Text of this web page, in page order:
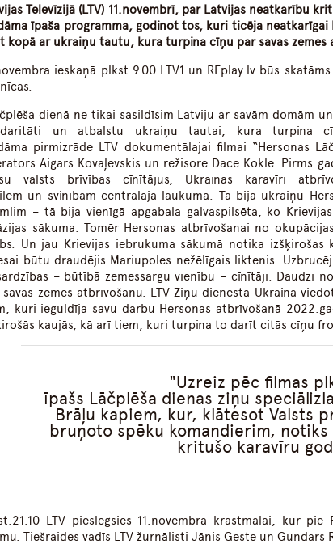
Televīzijā (LTV) 11.novembrī, par Latvijas neatkarību
īpaša programma, godinot tos, kuri ticēja
kopā ar ukraiņu tautu, kura turpina cīņu par savas
ieskaņā plkst.9.00 LTV1 un REplay.lv būs
dienā ne tikai sasildīsim Latviju ar savām domām
un atbalstu ukraiņu tautai, kura turpina
pirmizrāde LTV dokumentālajai filmai “Hersonas
Aigars Kovaļevskis un režisore Dace Kokle. Pirms
valsts brīvības cīnītājus, Ukrainas karavīri
un svinībām centrālajā laukumā. Tā bija ukraiņu
– tā bija vienīgā apgabala galvaspilsēta, ko
sākuma. Tomēr Hersonas atbrīvošanai no
Un jau Krievijas iebrukuma sākumā notika
būtu draudējis Mariupoles nežēlīgais liktenis.
– būtībā zemessargu vienību – cīnītāji. Daudzi
savas zemes atbrīvošanu. LTV Ziņu dienesta Ukrainā
kuri ieguldīja savu darbu Hersonas atbrīvošanā
kaujās, kā arī tiem, kuri turpina to darīt citās cīņu
Uzreiz pēc filmas
īpašs Lāčplēša dienas ziņu
Brāļu kapiem, kur, klātesot Valsts
bruņoto spēku komandierim,
kritušo karavīru
LTV pieslēgsies 11.novembra krastmalai, kur
Tiešraides vadīs LTV žurnālisti Jānis Geste un Gundars